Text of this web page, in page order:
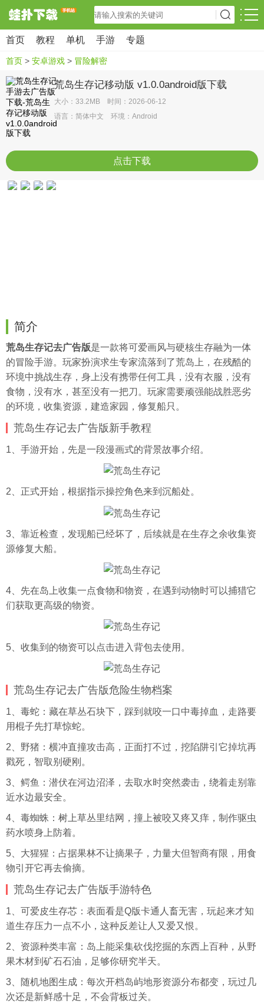
首页 教程 单机 手游 专题
首页 > 安卓游戏 > 冒险解密
荒岛生存记移动版 v1.0.0android版下载
大小：33.2MB 时间：2026-06-12
语言：简体中文 环境：Android
点击下载
简介
荒岛生存记去广告版是一款将可爱画风与硬核生存融为一体
的冒险手游。玩家扮演求生专家流落到了荒岛上，在残酷的
环境中挑战生存，身上没有携带任何工具，没有衣服，没有
食物，没有水，甚至没有一把刀。玩家需要顽强能战胜恶劣
的环境，收集资源，建造家园，修复船只。
荒岛生存记去广告版新手教程
1、手游开始，先是一段漫画式的背景故事介绍。
2、正式开始，根据指示操控角色来到沉船处。
3、靠近检查，发现船已经坏了，后续就是在生存之余收集资
源修复大船。
4、先在岛上收集一点食物和物资，在遇到动物时可以捕猎它
们获取更高级的物资。
5、收集到的物资可以点击进入背包去使用。
荒岛生存记去广告版危险生物档案
1、毒蛇：藏在草丛石块下，踩到就咬一口中毒掉血，走路要
用棍子先打草惊蛇。
2、野猪：横冲直撞攻击高，正面打不过，挖陷阱引它掉坑再
戳死，智取别硬刚。
3、鳄鱼：潜伏在河边沼泽，去取水时突然袭击，绕着走别靠
近水边最安全。
4、毒蜘蛛：树上草丛里结网，撞上被咬又疼又痒，制作驱虫
药水喷身上防着。
5、大猩猩：占据果林不让摘果子，力量大但智商有限，用食
物引开它再去偷摘。
荒岛生存记去广告版手游特色
1、可爱皮生存芯：表面看是Q版卡通人畜无害，玩起来才知
道生存压力一点不小，这种反差让人又爱又恨。
2、资源种类丰富：岛上能采集砍伐挖掘的东西上百种，从野
果木材到矿石石油，足够你研究半天。
3、随机地图生成：每次开档岛屿地形资源分布都变，玩过几
次还是新鲜感十足，不会背板过关。